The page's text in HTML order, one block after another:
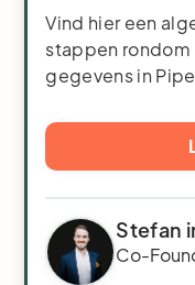
Vind hier een
stappen rondom
gegevens in
Stefan
Co-